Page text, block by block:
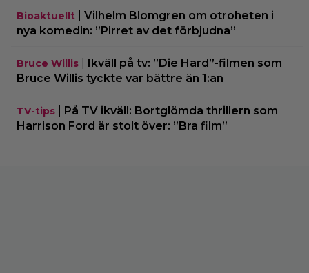
Bioaktuellt
Vilhelm Blomgren om otroheten i
nya komedin: ”Pirret av det förbjudna”
Bruce Willis
Ikväll på tv: ”Die Hard”-filmen som
Bruce Willis tyckte var bättre än 1:an
TV-tips
På TV ikväll: Bortglömda thrillern som
Harrison Ford är stolt över: ”Bra film”